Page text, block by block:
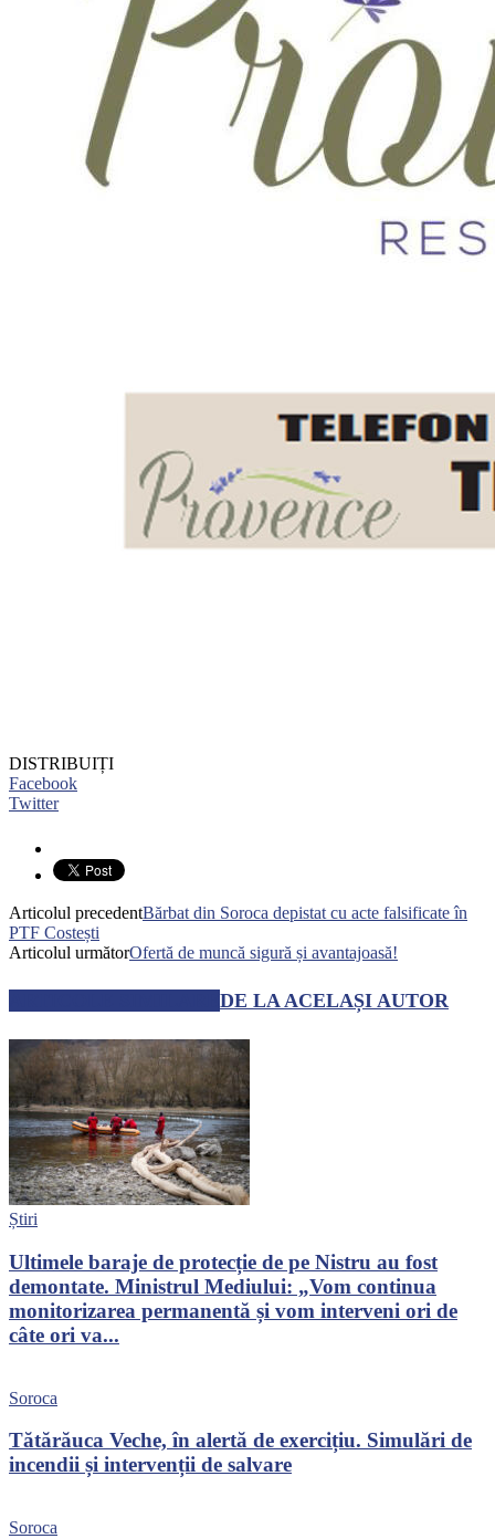
DISTRIBUIȚI
Facebook
Twitter
Articolul precedentBărbat din Soroca depistat cu acte falsificate în
PTF Costești
Articolul următorOfertă de muncă sigură și avantajoasă!
DE LA ACELAȘI AUTOR
Știri
Ultimele baraje de protecție de pe Nistru au fost
demontate. Ministrul Mediului: „Vom continua
monitorizarea permanentă și vom interveni ori de
câte ori va...
Soroca
Tătărăuca Veche, în alertă de exercițiu. Simulări de
incendii și intervenții de salvare
Soroca